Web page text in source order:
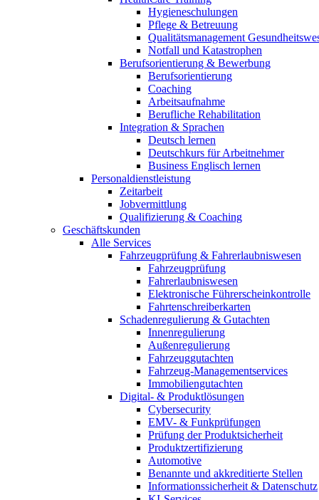
Hygieneschulungen
Pflege & Betreuung
Qualitätsmanagement
Notfall und Katastrophen
Berufsorientierung & Bewerbung
Berufsorientierung
Coaching
Arbeitsaufnahme
Berufliche Rehabilitation
Integration & Sprachen
Deutsch lernen
Deutschkurs für Arbeitnehmer
Business Englisch lernen
Personaldienstleistung
Zeitarbeit
Jobvermittlung
Qualifizierung & Coaching
Geschäftskunden
Alle Services
Fahrzeugprüfung & Fahrerlaubniswesen
Fahrzeugprüfung
Fahrerlaubniswesen
Elektronische Führerscheinkontrolle
Fahrtenschreiberkarten
Schadenregulierung & Gutachten
Innenregulierung
Außenregulierung
Fahrzeuggutachten
Fahrzeug-Managementservices
Immobiliengutachten
Digital- & Produktlösungen
Cybersecurity
EMV- & Funkprüfungen
Prüfung der Produktsicherheit
Produktzertifizierung
Automotive
Benannte und akkreditierte Stellen
Informationssicherheit & Datenschutz